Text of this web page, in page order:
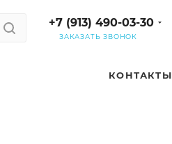
+7 (913) 490-03-30
ЗАКАЗАТЬ ЗВОНОК
КОНТАКТЫ